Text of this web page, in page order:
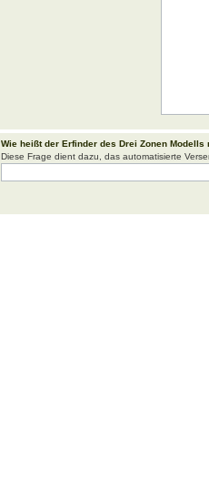
Wie heißt der Erfinder des Drei Zonen Modells
Diese Frage dient dazu, das automatisierte